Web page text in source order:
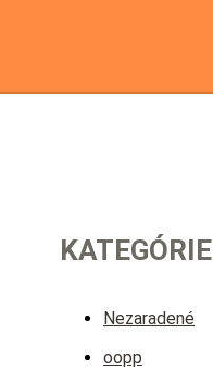
KATEGÓRIE
Nezaradené
oopp